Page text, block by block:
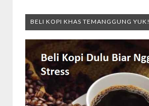
BELI KOPI KHAS TEMANGGUNG YUK!